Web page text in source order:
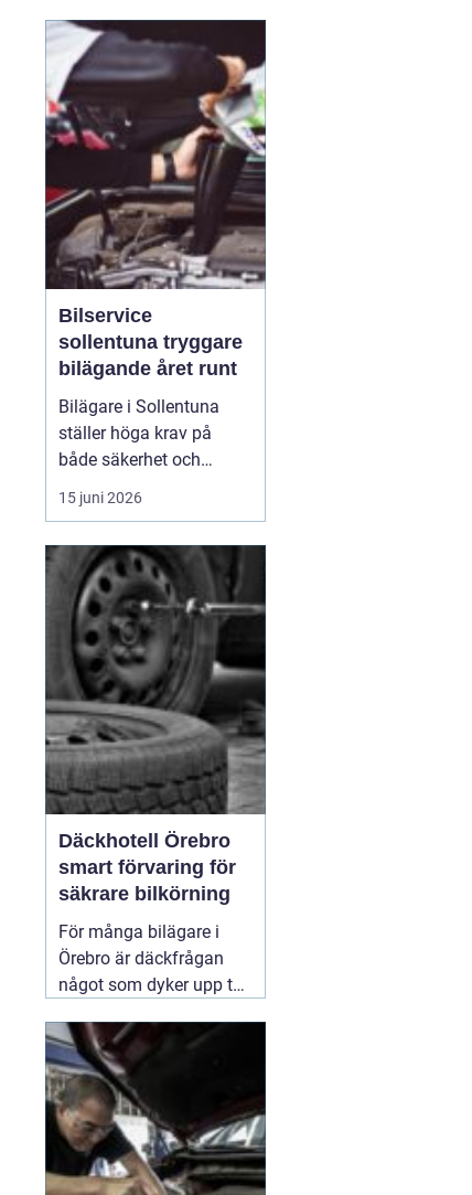
fritid. En bracykelaffär
Linköpingkan göra ...
Bilservice
sollentuna tryggare
bilägande året runt
Bilägare i Sollentuna
ställer höga krav på
både säkerhet och
komfort. Vägarna växlar
mellan motorväg,
smågator med gupp och
trottoarkanter. För att
bilen ska hålla över tid
och vara säker för både
förare och passagerare
behövs regelbu...
15 juni 2026
Däckhotell Örebro
smart förvaring för
säkrare bilkörning
För många bilägare i
Örebro är däckfrågan
något som dyker upp två
känns som ett
nödvändigt ont. Tunga
lyft, smutsiga hjul och
jakt på förvaringsplats i
förråd eller garage gör
att däckbytet gärna